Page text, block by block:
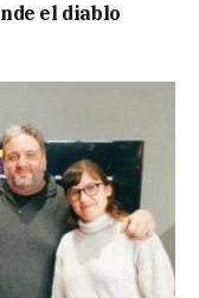
el diablo